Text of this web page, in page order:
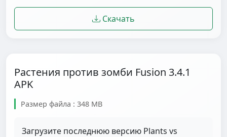
Скачать
Растения против зомби Fusion 3.4.1
APK
Размер файла : 348 MB
Загрузите последнюю версию Plants vs